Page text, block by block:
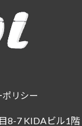
リシー
8-7 KIDAビル1階